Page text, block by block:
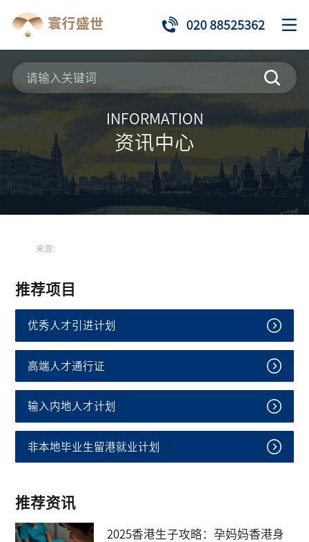
020 88525362
INFORMATION
资讯中心
来源：
推荐项目
优秀人才引进计划
高端人才通行证
输入内地人才计划
非本地毕业生留港就业计划
推荐资讯
2025香港生子攻略：孕妈妈香港身